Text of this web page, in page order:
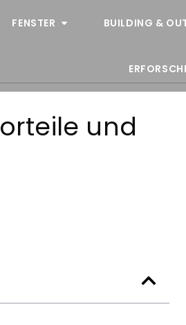
FENSTER BUILDING &
und